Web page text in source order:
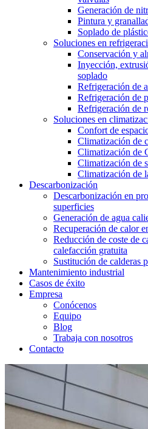
Generación de
Pintura y
Soplado de
Soluciones en
Conservación y
Inyección,
soplado
Refrigeración de
Refrigeración de
Refrigeración de
Soluciones en
Confort de
Climatización de
Climatización de
Climatización de
Climatización de
Descarbonización
Descarbonización en
superficies
Generación de agua
Recuperación de calor
Reducción de coste de
calefacción gratuita
Sustitución de calderas
Mantenimiento industrial
Casos de éxito
Empresa
Conócenos
Equipo
Blog
Trabaja con nosotros
Contacto